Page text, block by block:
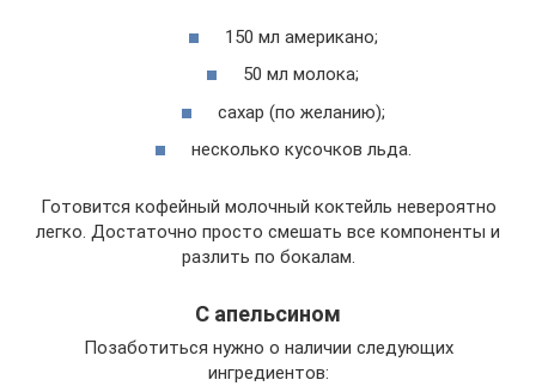
150 мл американо;
50 мл молока;
сахар (по желанию);
несколько кусочков льда.
Готовится кофейный молочный коктейль невероятно
легко. Достаточно просто смешать все компоненты и
разлить по бокалам.
С апельсином
Позаботиться нужно о наличии следующих
ингредиентов: